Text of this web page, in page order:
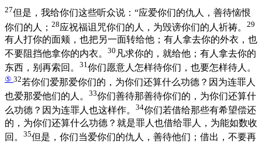
27但是，我给你们这些听众说：“应爱你们的仇人，善待恼恨
你们的人； 28应祝福诅咒你们的人，为毁谤你们的人祈祷。 29
有人打你的面颊，也把另一面转给他；有人拿去你的外衣，也
不要阻挡他拿你的内衣。 30 凡求你的，就给他；有人拿去你的
东西，别再索回。 31你们愿意人怎样待你们，也要怎样待人。
⑤ 32若你们爱那爱你们的，为你们还算什么功德？因为连罪人
也爱那爱他们的人。 33你们善待那善待你们的，为你们还算什
么功德？因为连罪人也这样作。 34你们若借给那些有希望偿还
的，为你们还算什么功德？就是罪人也借给罪人，为能如数收
回。 35但是，你们当爱你们的仇人，善待他们；借出，不要再